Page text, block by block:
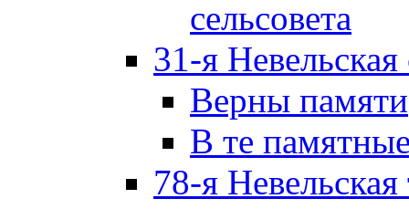
сельсовета
31-я Невельская
Верны памяти
В те
78-я Невельская